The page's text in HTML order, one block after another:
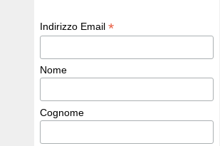
Indirizzo Email *
Nome
Cognome